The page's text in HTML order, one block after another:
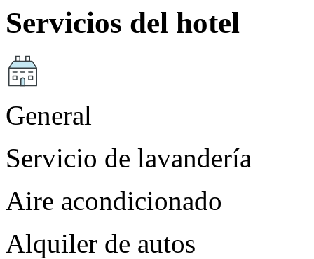
Servicios del hotel
General
Servicio de lavandería
Aire acondicionado
Alquiler de autos